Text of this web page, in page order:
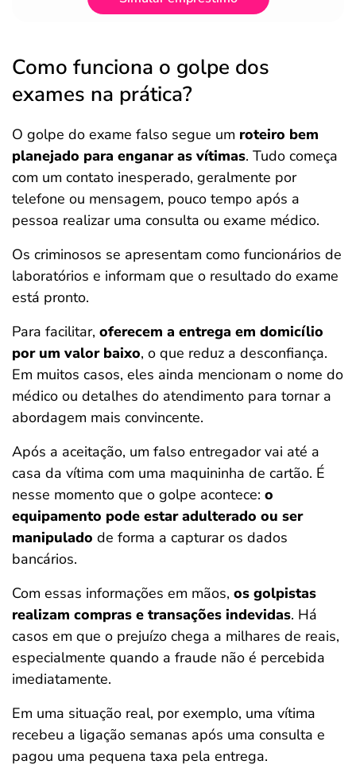
Como funciona o golpe dos
exames na prática?
O golpe do exame falso segue um roteiro bem
planejado para enganar as vítimas. Tudo começa
com um contato inesperado, geralmente por
telefone ou mensagem, pouco tempo após a
pessoa realizar uma consulta ou exame médico.
Os criminosos se apresentam como funcionários de
laboratórios e informam que o resultado do exame
está pronto.
Para facilitar, oferecem a entrega em domicílio
por um valor baixo, o que reduz a desconfiança.
Em muitos casos, eles ainda mencionam o nome do
médico ou detalhes do atendimento para tornar a
abordagem mais convincente.
Após a aceitação, um falso entregador vai até a
casa da vítima com uma maquininha de cartão. É
nesse momento que o golpe acontece: o
equipamento pode estar adulterado ou ser
manipulado de forma a capturar os dados
bancários.
Com essas informações em mãos, os golpistas
realizam compras e transações indevidas. Há
casos em que o prejuízo chega a milhares de reais,
especialmente quando a fraude não é percebida
imediatamente.
Em uma situação real, por exemplo, uma vítima
recebeu a ligação semanas após uma consulta e
pagou uma pequena taxa pela entrega.